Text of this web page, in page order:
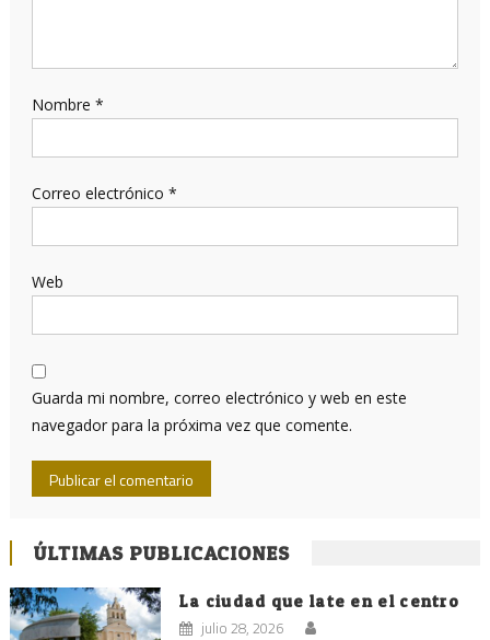
Nombre *
Correo electrónico *
Web
Guarda mi nombre, correo electrónico y web en este
navegador para la próxima vez que comente.
ÚLTIMAS PUBLICACIONES
La ciudad que late en el centro
julio 28, 2026